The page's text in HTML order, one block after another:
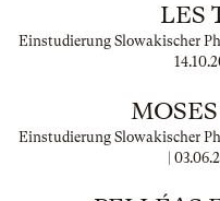
LES
Einstudierung Slowakischer
Einstudierung Slowakischer